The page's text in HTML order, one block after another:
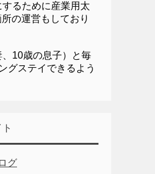
るために産業用太
の運営もしており
10歳の息子）と毎
グステイできるよう
グ